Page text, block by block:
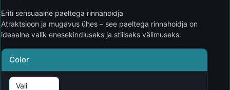
Eriti sensuaalne paeltega rinnahoidja
Atraktsioon ja mugavus ühes – see paeltega rinnahoidja on
ideaalne valik enesekindluseks ja stiilseks välimuseks.
Color